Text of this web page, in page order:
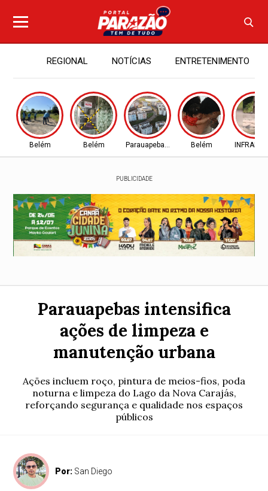
REGIONAL NOTÍCIAS ENTRETENIMENTO
Belém Belém Parauapebas - PA Belém
PUBLICIDADE
Parauapebas intensifica
ações de limpeza e
manutenção urbana
Ações incluem roço, pintura de meios-fios, poda
noturna e limpeza do Lago da Nova Carajás,
reforçando segurança e qualidade nos espaços
públicos
Por: San Diego